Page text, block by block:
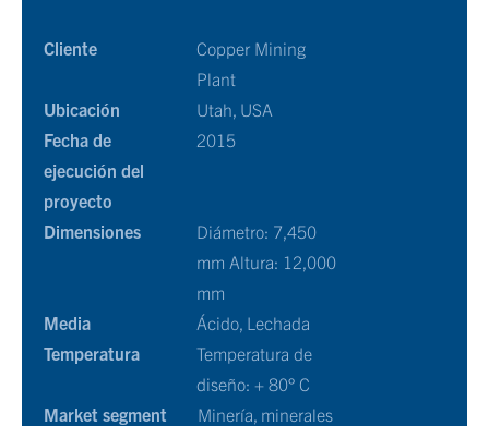
Cliente
Copper Mining
Plant
Ubicación
Utah, USA
Fecha de
ejecución del
proyecto
2015
Dimensiones
Diámetro: 7,450
mm Altura: 12,000
mm
Media
Ácido, Lechada
Temperatura
Temperatura de
diseño: + 80° C
Market segment
Minería, minerales